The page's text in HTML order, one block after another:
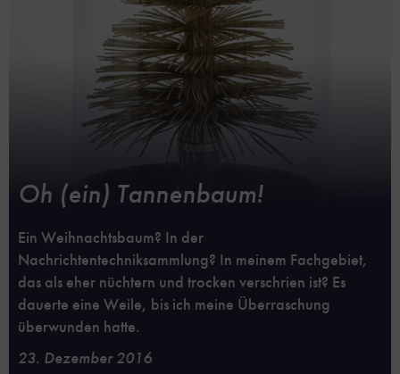
Oh (ein) Tannenbaum!
Ein Weihnachtsbaum? In der
Nachrichtentechniksammlung? In meinem Fachgebiet,
das als eher nüchtern und trocken verschrien ist? Es
dauerte eine Weile, bis ich meine Überraschung
überwunden hatte.
23. Dezember 2016